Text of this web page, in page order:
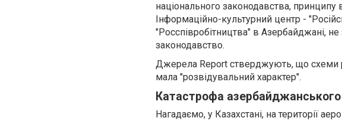
національного законодавства, принципу
Інформаційно-культурний центр -
"Росспівробітництва" в Азербайджані,
законодавство.
Джерела Report стверджують, що схеми
мала "розвідувальний характер".
Катастрофа азербайджанського
Нагадаємо, у Казахстані, на території